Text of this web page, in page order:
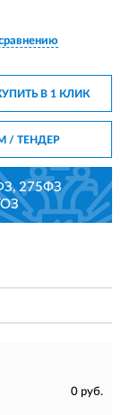
В 1 КЛИК
/ ТЕНДЕР
275ФЗ
0 руб.